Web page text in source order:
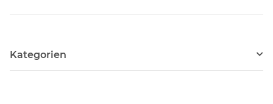
Kategorien